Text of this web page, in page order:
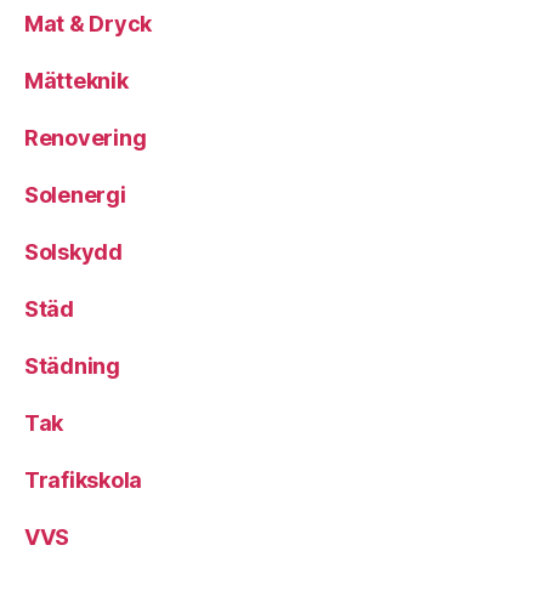
Mat & Dryck
Mätteknik
Renovering
Solenergi
Solskydd
Städ
Städning
Tak
Trafikskola
VVS